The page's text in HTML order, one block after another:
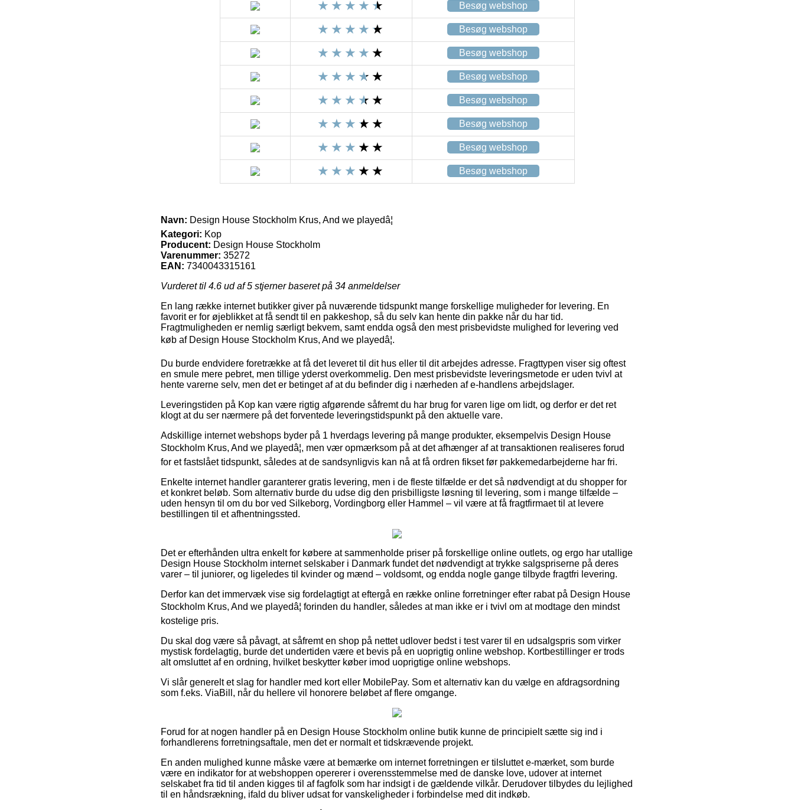
Besøg webshop
Besøg webshop
Besøg webshop
Besøg webshop
Besøg webshop
Besøg webshop
Besøg webshop
Besøg webshop
Navn: Design House Stockholm Krus, And we playedâ¦
Kategori: Kop
Producent: Design House Stockholm
Varenummer: 35272
EAN: 7340043315161
Vurderet til 4.6 ud af 5 stjerner baseret på 34 anmeldelser
En lang række internet butikker giver på nuværende tidspunkt mange forskellige muligheder for levering. En
favorit er for øjeblikket at få sendt til en pakkeshop, så du selv kan hente din pakke når du har tid.
Fragtmuligheden er nemlig særligt bekvem, samt endda også den mest prisbevidste mulighed for levering ved
køb af Design House Stockholm Krus, And we playedâ¦.
Du burde endvidere foretrække at få det leveret til dit hus eller til dit arbejdes adresse. Fragttypen viser sig oftest
en smule mere pebret, men tillige yderst overkommelig. Den mest prisbevidste leveringsmetode er uden tvivl at
hente varerne selv, men det er betinget af at du befinder dig i nærheden af e-handlens arbejdslager.
Leveringstiden på Kop kan være rigtig afgørende såfremt du har brug for varen lige om lidt, og derfor er det ret
klogt at du ser nærmere på det forventede leveringstidspunkt på den aktuelle vare.
Adskillige internet webshops byder på 1 hverdags levering på mange produkter, eksempelvis Design House
Stockholm Krus, And we playedâ¦, men vær opmærksom på at det afhænger af at transaktionen realiseres forud
for et fastslået tidspunkt, således at de sandsynligvis kan nå at få ordren fikset før pakkemedarbejderne har fri.
Enkelte internet handler garanterer gratis levering, men i de fleste tilfælde er det så nødvendigt at du shopper for
et konkret beløb. Som alternativ burde du udse dig den prisbilligste løsning til levering, som i mange tilfælde –
uden hensyn til om du bor ved Silkeborg, Vordingborg eller Hammel – vil være at få fragtfirmaet til at levere
bestillingen til et afhentningssted.
Det er efterhånden ultra enkelt for købere at sammenholde priser på forskellige online outlets, og ergo har utallige
Design House Stockholm internet selskaber i Danmark fundet det nødvendigt at trykke salgspriserne på deres
varer – til juniorer, og ligeledes til kvinder og mænd – voldsomt, og endda nogle gange tilbyde fragtfri levering.
Derfor kan det immervæk vise sig fordelagtigt at eftergå en række online forretninger efter rabat på Design House
Stockholm Krus, And we playedâ¦ forinden du handler, således at man ikke er i tvivl om at modtage den mindst
kostelige pris.
Du skal dog være så påvagt, at såfremt en shop på nettet udlover bedst i test varer til en udsalgspris som virker
mystisk fordelagtig, burde det undertiden være et bevis på en uoprigtig online webshop. Kortbestillinger er trods
alt omsluttet af en ordning, hvilket beskytter køber imod uoprigtige online webshops.
Vi slår generelt et slag for handler med kort eller MobilePay. Som et alternativ kan du vælge en afdragsordning
som f.eks. ViaBill, når du hellere vil honorere beløbet af flere omgange.
Forud for at nogen handler på en Design House Stockholm online butik kunne de principielt sætte sig ind i
forhandlerens forretningsaftale, men det er normalt et tidskrævende projekt.
En anden mulighed kunne måske være at bemærke om internet forretningen er tilsluttet e-mærket, som burde
være en indikator for at webshoppen opererer i overensstemmelse med de danske love, udover at internet
selskabet fra tid til anden kigges til af fagfolk som har indsigt i de gældende vilkår. Derudover tilbydes du lejlighed
til en håndsrækning, ifald du bliver udsat for vanskeligheder i forbindelse med dit indkøb.